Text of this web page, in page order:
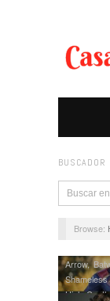
BUSCADOR
Browse:
Arrow,
High Castle